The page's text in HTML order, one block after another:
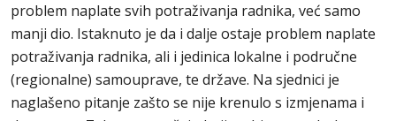
problem naplate svih potraživanja radnika, već samo
manji dio. Istaknuto je da i dalje ostaje problem naplate
potraživanja radnika, ali i jedinica lokalne i područne
(regionalne) samouprave, te države. Na sjednici je
naglašeno pitanje zašto se nije krenulo s izmjenama i